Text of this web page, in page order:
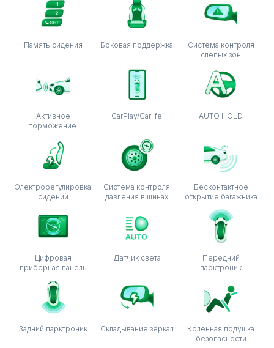
Память сидения Боковая поддержка
Система контроля
слепых зон
Активное
торможение
CarPlay/Carlife AUTO HOLD
Электрорегулировка
сидений
Система контроля
давления в шинах
Бесконтактное
открытие багажника
Цифровая
приборная панель
Датчик света
Передний
парктроник
Задний парктроник Складывание зеркал
Коленная подушка
безопасности